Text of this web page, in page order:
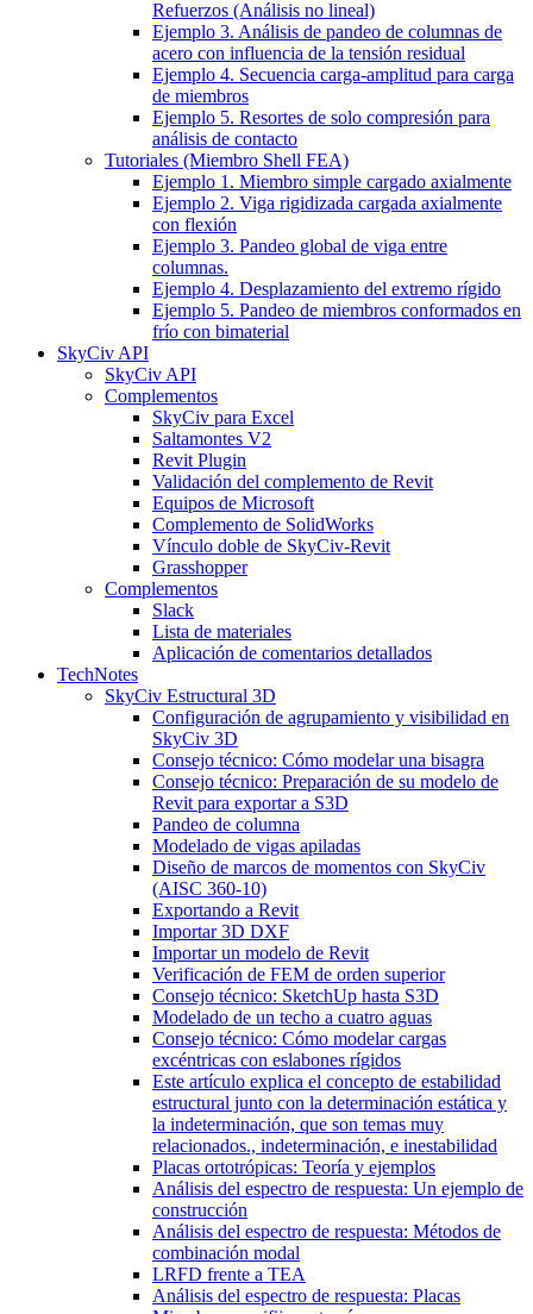
Refuerzos (Análisis no lineal)
Ejemplo 3. Análisis de pandeo de columnas de
acero con influencia de la tensión residual
Ejemplo 4. Secuencia carga-amplitud para carga
de miembros
Ejemplo 5. Resortes de solo compresión para
análisis de contacto
Tutoriales (Miembro Shell FEA)
Ejemplo 1. Miembro simple cargado axialmente
Ejemplo 2. Viga rigidizada cargada axialmente
con flexión
Ejemplo 3. Pandeo global de viga entre
columnas.
Ejemplo 4. Desplazamiento del extremo rígido
Ejemplo 5. Pandeo de miembros conformados en
frío con bimaterial
SkyCiv API
SkyCiv API
Complementos
SkyCiv para Excel
Saltamontes V2
Revit Plugin
Validación del complemento de Revit
Equipos de Microsoft
Complemento de SolidWorks
Vínculo doble de SkyCiv-Revit
Grasshopper
Complementos
Slack
Lista de materiales
Aplicación de comentarios detallados
TechNotes
SkyCiv Estructural 3D
Configuración de agrupamiento y visibilidad en
SkyCiv 3D
Consejo técnico: Cómo modelar una bisagra
Consejo técnico: Preparación de su modelo de
Revit para exportar a S3D
Pandeo de columna
Modelado de vigas apiladas
Diseño de marcos de momentos con SkyCiv
(AISC 360-10)
Exportando a Revit
Importar 3D DXF
Importar un modelo de Revit
Verificación de FEM de orden superior
Consejo técnico: SketchUp hasta S3D
Modelado de un techo a cuatro aguas
Consejo técnico: Cómo modelar cargas
excéntricas con eslabones rígidos
Este artículo explica el concepto de estabilidad
estructural junto con la determinación estática y
la indeterminación, que son temas muy
relacionados., indeterminación, e inestabilidad
Placas ortotrópicas: Teoría y ejemplos
Análisis del espectro de respuesta: Un ejemplo de
construcción
Análisis del espectro de respuesta: Métodos de
combinación modal
LRFD frente a TEA
Análisis del espectro de respuesta: Placas